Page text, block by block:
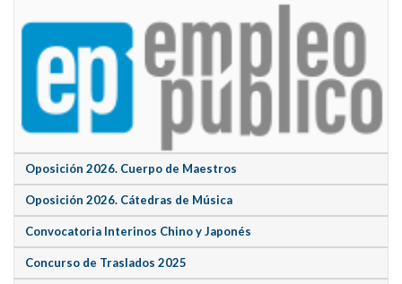
Oposición 2026. Cuerpo de Maestros
Oposición 2026. Cátedras de Música
Convocatoria Interinos Chino y Japonés
Concurso de Traslados 2025